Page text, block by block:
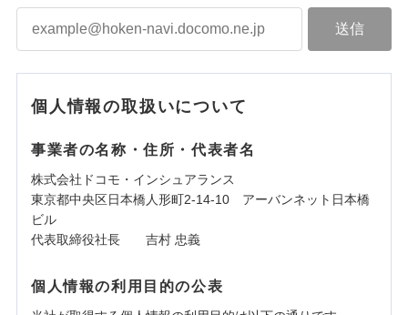
個人情報の取扱いについて
事業者の名称・住所・代表者名
株式会社ドコモ・インシュアランス
東京都中央区日本橋人形町2-14-10 アーバンネット日本橋
ビル
代表取締役社長 吉村 忠義
個人情報の利用目的の公表